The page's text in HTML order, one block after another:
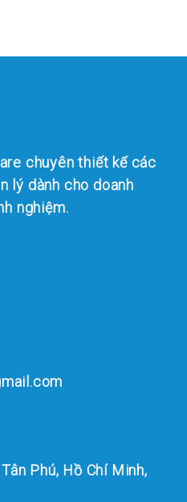
chuyên thiết kế các
lý dành cho doanh
nghiệm.
Phú, Hồ Chí Minh,